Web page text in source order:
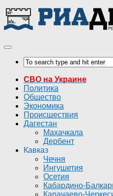
СВО на Украине
Политика
Общество
Экономика
Происшествия
Дагестан
Махачкала
Дербент
Кавказ
Чечня
Ингушетия
Осетия
Кабардино-
Карачаево-